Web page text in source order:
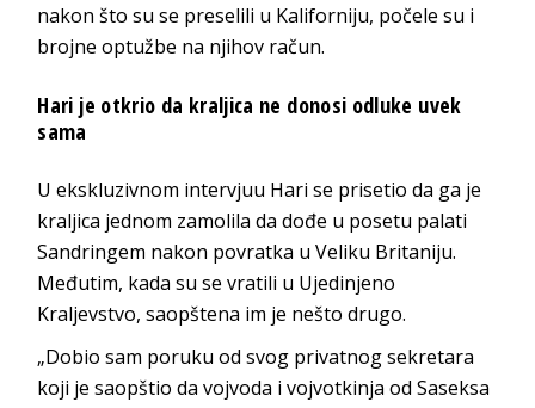
nakon što su se preselili u Kaliforniju, počele su i
brojne optužbe na njihov račun.
Hari je otkrio da kraljica ne donosi odluke uvek
sama
U ekskluzivnom intervjuu Hari se prisetio da ga je
kraljica jednom zamolila da dođe u posetu palati
Sandringem nakon povratka u Veliku Britaniju.
Međutim, kada su se vratili u Ujedinjeno
Kraljevstvo, saopštena im je nešto drugo.
„Dobio sam poruku od svog privatnog sekretara
koji je saopštio da vojvoda i vojvotkinja od Saseksa